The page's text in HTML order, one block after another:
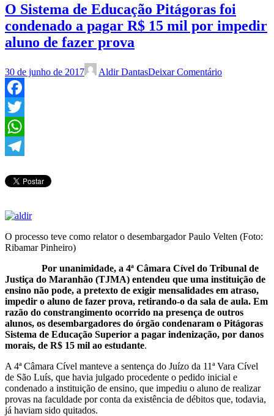
O Sistema de Educação Pitágoras foi
condenado a pagar R$ 15 mil por impedir
aluno de fazer prova
30 de junho de 2017 Aldir DantasDeixar Comentário
Facebook
Twitter
WhatsApp
O processo teve como relator o desembargador Paulo Velten (Foto:
Ribamar Pinheiro)
Por unanimidade, a 4ª Câmara Cível do Tribunal de
Justiça do Maranhão (TJMA) entendeu que uma instituição de
ensino não pode, a pretexto de exigir mensalidades em atraso,
impedir o aluno de fazer prova, retirando-o da sala de aula. Em
razão do constrangimento ocorrido na presença de outros
alunos, os desembargadores do órgão condenaram o Pitágoras
Sistema de Educação Superior a pagar indenização, por danos
morais, de R$ 15 mil ao estudante.
A 4ª Câmara Cível manteve a sentença do Juízo da 11ª Vara Cível
de São Luís, que havia julgado procedente o pedido inicial e
condenado a instituição de ensino, que impediu o aluno de realizar
provas na faculdade por conta da existência de débitos que, todavia,
já haviam sido quitados.